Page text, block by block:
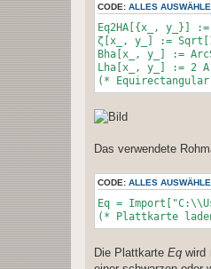
CODE: ALLES
Eq2HA[{x_, y_}]
ζ[x_, y_] :=
Bha[x_, y_] :=
Lha[x_, y_] := 2
(*
Das verwendete
CODE: ALLES
Eq =
(* Plattkarte
Die PlattkarteEq wird